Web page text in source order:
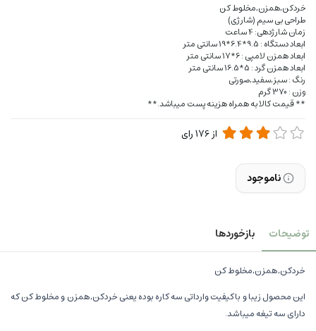
خردکن,همزن,مخلوط کن
طراحی بی سیم (شارژی)
زمان شارژدهی: 4 ساعت
ابعاد دستگاه : 9.5*6.4*19 سانتی متر
ابعاد همزن لامپی : 6*17 سانتی متر
ابعاد همزن گرد : 5*16.5 سانتی متر
رنگ : سبز,سفید,صورتی
وزن : 370 گرم
** قیمت کالا به همراه هزینه پست میباشد.**
از176رای
ناموجود
توضیحات بازخوردها
خردکن,همزن,مخلوط کن
این محصول زیبا و باکیفیت وارداتی سه کاره بوده یعنی خردکن,همزن و مخلوط کن که
دارای سه تیغه میباشد.